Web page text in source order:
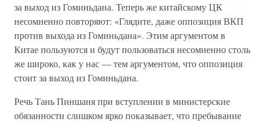
за выход из Гоминьдана. Теперь же китайскому ЦК
несомненно повторяют: «Глядите, даже оппозиция ВКП
против выхода из Гоминьдана». Этим аргументом в
Китае пользуются и будут пользоваться несомненно столь
же широко, как у нас — тем аргументом, что оппозиция
стоит за выход из Гоминьдана.
Речь Тань Пиншаня при вступлении в министерские
обязанности слишком ярко показывает, что пребывание